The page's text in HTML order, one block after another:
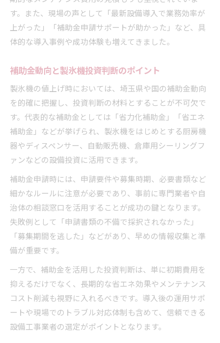
す。また、現場の声として「最新設備導入で業務効率が
上がった」「補助金申請サポートが助かった」など、具
体的な導入事例や成功体験も増えてきました。
補助金動向と製氷機投資判断のポイント
製氷機の値上げ時においては、埼玉県や国の補助金動向
を的確に把握し、投資判断の材料とすることが不可欠で
す。代表的な補助金としては「省力化補助金」「省エネ
補助金」などが挙げられ、製氷機をはじめとする厨房機
器やディスペンサー、自動販売機、倉庫用シーリングフ
ァンなどの設備投資に活用できます。
補助金申請時には、申請要件や募集時期、必要書類など
細かなルールに注意が必要であり、事前に専門業者や自
治体の相談窓口を活用することが成功の鍵となります。
失敗例として「申請書類の不備で採択されなかった」
「募集期間を逃した」などがあり、早めの情報収集と準
備が重要です。
一方で、補助金を活用した投資判断は、単に初期費用を
抑えるだけでなく、長期的な省エネ効果やメンテナンス
コスト削減も視野に入れるべきです。導入後の運用サポ
ートや現場でのトラブル対応体制も含めて、信頼できる
設備工事業者の選定がポイントとなります。